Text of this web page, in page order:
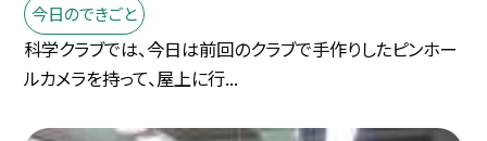
今日のできごと
科学クラブでは、今日は前回のクラブで手作りしたピンホー
ルカメラを持って、屋上に行...